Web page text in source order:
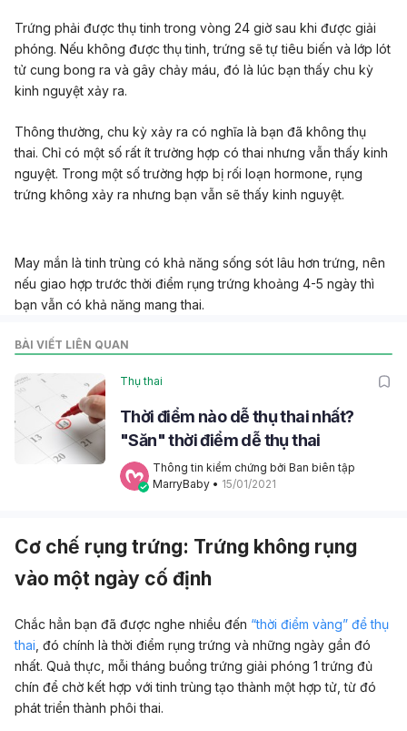
Trứng phải được thụ tinh trong vòng 24 giờ sau khi được giải
phóng. Nếu không được thụ tinh, trứng sẽ tự tiêu biến và lớp lót
tử cung bong ra và gây chảy máu, đó là lúc bạn thấy chu kỳ
kinh nguyệt xảy ra.
Thông thường, chu kỳ xảy ra có nghĩa là bạn đã không thụ
thai. Chỉ có một số rất ít trường hợp có thai nhưng vẫn thấy kinh
nguyệt. Trong một số trường hợp bị rối loạn hormone, rụng
trứng không xảy ra nhưng bạn vẫn sẽ thấy kinh nguyệt.
May mắn là tinh trùng có khả năng sống sót lâu hơn trứng, nên
nếu giao hợp trước thời điểm rụng trứng khoảng 4-5 ngày thì
bạn vẫn có khả năng mang thai.
BÀI VIẾT LIÊN QUAN
Thụ thai
Thời điểm nào dễ thụ thai nhất?
"Săn" thời điểm dễ thụ thai
Thông tin kiểm chứng bởi Ban biên tập
MarryBaby • 15/01/2021
Cơ chế rụng trứng: Trứng không rụng
vào một ngày cố định
Chắc hẳn bạn đã được nghe nhiều đến “thời điểm vàng” để thụ
thai , đó chính là thời điểm rụng trứng và những ngày gần đó
nhất. Quả thực, mỗi tháng buồng trứng giải phóng 1 trứng đủ
chín để chờ kết hợp với tinh trùng tạo thành một hợp tử, từ đó
phát triển thành phôi thai.